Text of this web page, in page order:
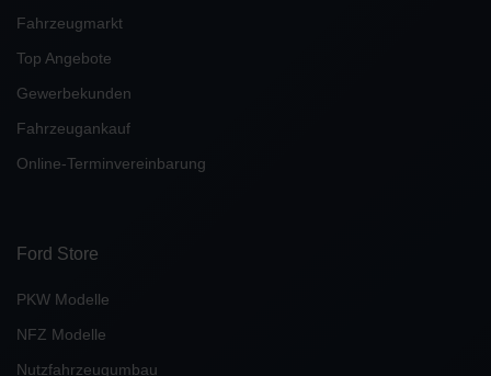
Fahrzeugmarkt
Top Angebote
Gewerbekunden
Fahrzeugankauf
Online-Terminvereinbarung
Ford Store
PKW Modelle
NFZ Modelle
Nutzfahrzeugumbau